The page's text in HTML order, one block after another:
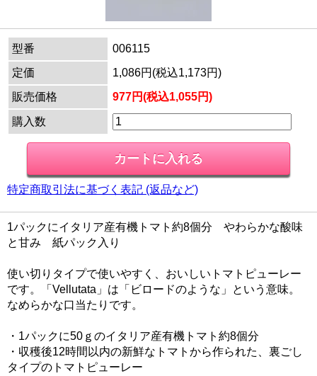
型番
006115
定価
1,086円(税込1,173円)
販売価格
977円(税込1,055円)
購入数
特定商取引法に基づく表記 (返品など)
1パックにイタリア産有機トマト約8個分 やわらかな酸味
と甘み 紙パック入り
使い切りタイプで使いやすく、おいしいトマトピューレー
です。「Vellutata」は「ビロードのような」という意味。
なめらかな口当たりです。
・1パックに50ｇのイタリア産有機トマト約8個分
・収穫後12時間以内の新鮮なトマトから作られた、裏ごし
タイプのトマトピューレー